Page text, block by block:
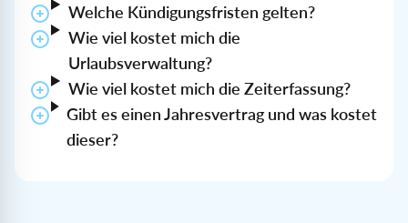
Welche Kündigungsfristen gelten?
Wie viel kostet mich die
Urlaubsverwaltung?
Wie viel kostet mich die Zeiterfassung?
Gibt es einen Jahresvertrag und was kostet
dieser?